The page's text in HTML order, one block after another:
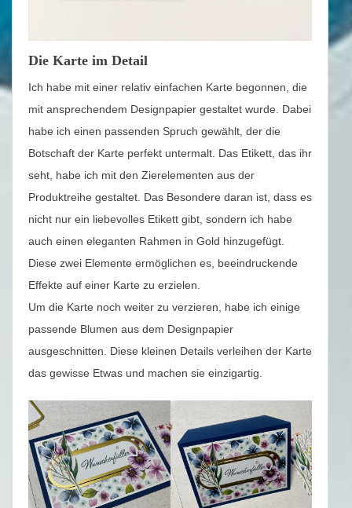
Die Karte im Detail
Ich habe mit einer relativ einfachen Karte begonnen, die
mit ansprechendem Designpapier gestaltet wurde. Dabei
habe ich einen passenden Spruch gewählt, der die
Botschaft der Karte perfekt untermalt. Das Etikett, das ihr
seht, habe ich mit den Zierelementen aus der
Produktreihe gestaltet. Das Besondere daran ist, dass es
nicht nur ein liebevolles Etikett gibt, sondern ich habe
auch einen eleganten Rahmen in Gold hinzugefügt.
Diese zwei Elemente ermöglichen es, beeindruckende
Effekte auf einer Karte zu erzielen.
Um die Karte noch weiter zu verzieren, habe ich einige
passende Blumen aus dem Designpapier
ausgeschnitten. Diese kleinen Details verleihen der Karte
das gewisse Etwas und machen sie einzigartig.